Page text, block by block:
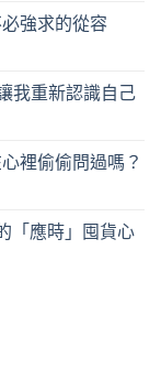
強求的從容
我重新認識自己
裡偷偷問過嗎？
「應時」囤貨心